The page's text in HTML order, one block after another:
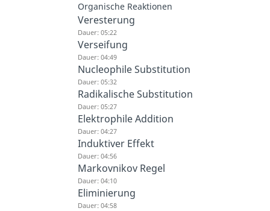
Organische Reaktionen
Veresterung
Dauer: 05:22
Verseifung
Dauer: 04:49
Nucleophile Substitution
Dauer: 05:32
Radikalische Substitution
Dauer: 05:27
Elektrophile Addition
Dauer: 04:27
Induktiver Effekt
Dauer: 04:56
Markovnikov Regel
Dauer: 04:10
Eliminierung
Dauer: 04:58